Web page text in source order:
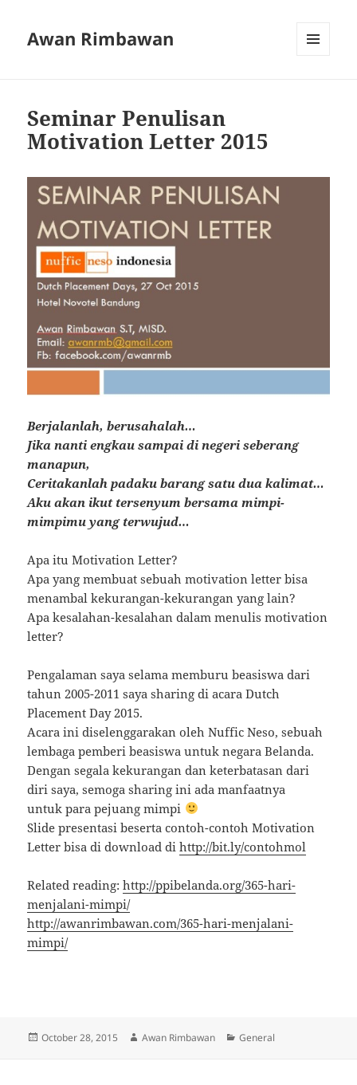
Awan Rimbawan
Seminar Penulisan
Motivation Letter 2015
Berjalanlah, berusahalah…
Jika nanti engkau sampai di negeri seberang
manapun,
Ceritakanlah padaku barang satu dua kalimat…
Aku akan ikut tersenyum bersama mimpi-
mimpimu yang terwujud…
Apa itu Motivation Letter?
Apa yang membuat sebuah motivation letter bisa
menambal kekurangan-kekurangan yang lain?
Apa kesalahan-kesalahan dalam menulis motivation
letter?
Pengalaman saya selama memburu beasiswa dari
tahun 2005-2011 saya sharing di acara Dutch
Placement Day 2015.
Acara ini diselenggarakan oleh Nuffic Neso, sebuah
lembaga pemberi beasiswa untuk negara Belanda.
Dengan segala kekurangan dan keterbatasan dari
diri saya, semoga sharing ini ada manfaatnya
untuk para pejuang mimpi
Slide presentasi beserta contoh-contoh Motivation
Letter bisa di download dihttp://bit.ly/contohmol
Related reading:http://ppibelanda.org/365-hari-
menjalani-mimpi/
http://awanrimbawan.com/365-hari-menjalani-
mimpi/
Posted
October 28, 2015 Author
Awan Rimbawan Categories
General